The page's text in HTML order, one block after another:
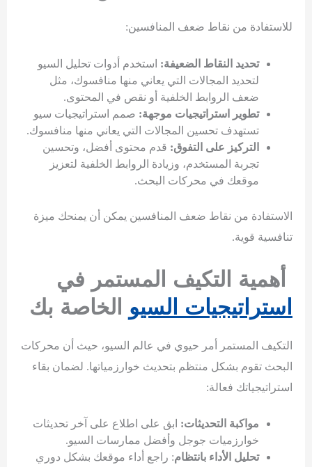
للاستفادة من نقاط ضعف المنافسين:
تحديد النقاط الضعيفة: استخدم أدوات تحليل السيو
لتحديد المجالات التي يعاني منها منافسوك، مثل
ضعف الروابط الخلفية أو نقص في المحتوى.
تطوير استراتيجيات موجهة: صمم استراتيجيات سيو
تستهدف تحسين المجالات التي يعاني منها منافسوك.
التركيز على التفوق: قدم محتوى أفضل، وتحسين
تجربة المستخدم، وزيادة الروابط الخلفية لتعزيز
موقعك في محركات البحث.
الاستفادة من نقاط ضعف المنافسين يمكن أن يمنحك ميزة
تنافسية قوية.
أهمية التكيف المستمر في
استراتيجيات السيو الخاصة بك
التكيف المستمر أمر حيوي في عالم السيو، حيث أن محركات
البحث تقوم بشكل منتظم بتحديث خوارزمياتها. لضمان بقاء
استراتيجياتك فعالة:
مواكبة التحديثات: ابق على اطلاع على آخر تحديثات
خوارزميات جوجل وأفضل ممارسات السيو.
تحليل الأداء بانتظام: راجع أداء موقعك بشكل دوري